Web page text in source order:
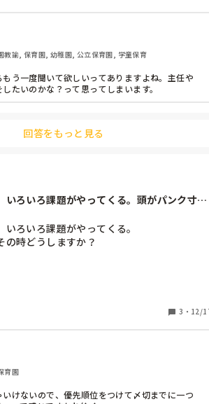
教諭, 保育園, 幼稚園, 公立保育園, 学童保育
う一度聞いて欲しいってありますよね。主任や
たいのかな？って思ってしまいます。
回答をもっと見る
いろいろ課題がやってくる。頭がパンク寸
ろいろ課題がやってくる。
の時どうしますか？
3 ・ 12/
育園
けないので、優先順位をつけて〆切までに一つ